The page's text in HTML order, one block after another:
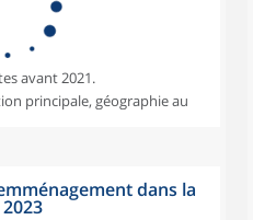
avant 2021.
principale, géographie au
dans la